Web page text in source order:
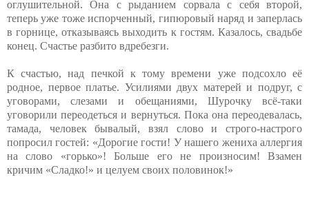
оглушительной. Она с рыданием сорвала с себя второй,
теперь уже тоже испорченный, гипюровый наряд и заперлась
в горнице, отказываясь выходить к гостям. Казалось, свадьбе
конец. Счастье разбито вдребезги.
К счастью, над печкой к тому времени уже подсохло её
родное, первое платье. Усилиями двух матерей и подруг, с
уговорами, слезами и обещаниями, Шурочку всё-таки
уговорили переодеться и вернуться. Пока она переодевалась,
тамада, человек бывалый, взял слово и строго-настрого
попросил гостей: «Дорогие гости! У нашего жениха аллергия
на слово «горько»! Больше его не произносим! Взамен
кричим «Сладко!» и целуем своих половинок!»